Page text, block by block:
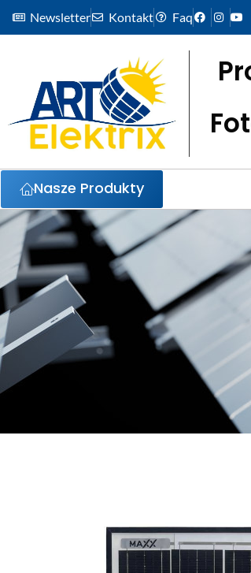
Newsletter Kontakt Faq
Nasze Produkty